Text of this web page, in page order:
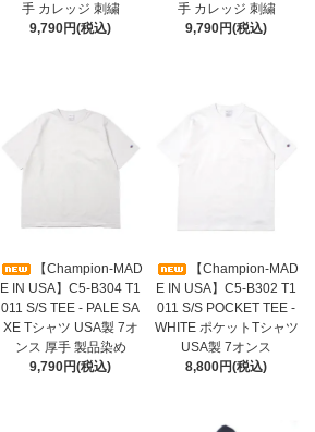
手 カレッジ 刺繍
9,790円(税込)
手 カレッジ 刺繍
9,790円(税込)
【Champion-MAD
E IN USA】C5-B304 T1
011 S/S TEE - PALE SA
XE Tシャツ USA製 7オ
ンス 厚手 製品染め
9,790円(税込)
【Champion-MAD
E IN USA】C5-B302 T1
011 S/S POCKET TEE -
WHITE ポケットTシャツ
USA製 7オンス
8,800円(税込)